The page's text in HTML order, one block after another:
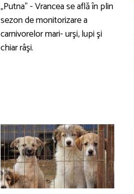
„Putna” - Vrancea se află în plin
sezon de monitorizare a
carnivorelor mari- urşi, lupi şi
chiar râşi.